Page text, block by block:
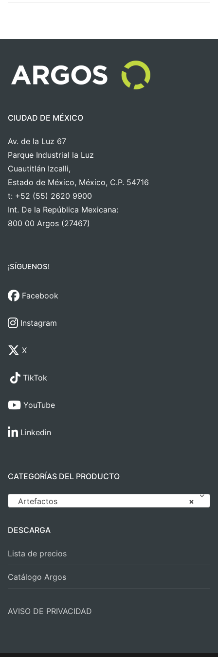
CIUDAD DE MÉXICO
Av. de la Luz 67
Parque Industrial la Luz
Cuautitlán Izcalli,
Estado de México, México, C.P. 54716
t: +52 (55) 2620 9900
Int. De la República Mexicana:
800 00 Argos (27467)
¡SÍGUENOS!
Facebook
Instagram
X
TikTok
YouTube
Linkedin
CATEGORÍAS DEL PRODUCTO
×
Artefactos
DESCARGA
Lista de precios
Catálogo Argos
AVISO DE PRIVACIDAD